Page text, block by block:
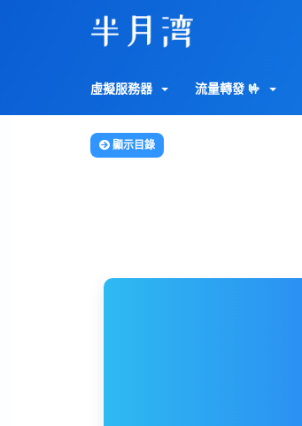
虛擬服務器 流量轉發 🤟
顯示目錄